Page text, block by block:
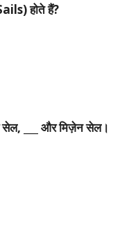
होतेहैं?
सेल, ___ औरमिज़ेनसेल।